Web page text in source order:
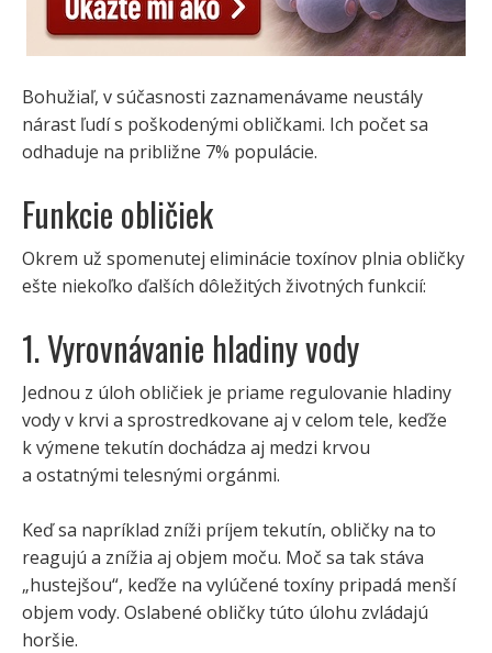
Bohužiaľ, v súčasnosti zaznamenávame neustály
nárast ľudí s poškodenými obličkami. Ich počet sa
odhaduje na približne 7% populácie.
Funkcie obličiek
Okrem už spomenutej eliminácie toxínov plnia obličky
ešte niekoľko ďalších dôležitých životných funkcií:
1. Vyrovnávanie hladiny vody
Jednou z úloh obličiek je priame regulovanie hladiny
vody v krvi a sprostredkovane aj v celom tele, keďže
k výmene tekutín dochádza aj medzi krvou
a ostatnými telesnými orgánmi.
Keď sa napríklad zníži príjem tekutín, obličky na to
reagujú a znížia aj objem moču. Moč sa tak stáva
„hustejšou“, keďže na vylúčené toxíny pripadá menší
objem vody. Oslabené obličky túto úlohu zvládajú
horšie.